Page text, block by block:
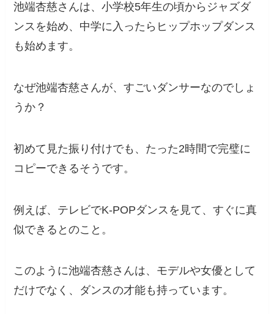
池端杏慈さんは、小学校5年生の頃からジャズダ
ンスを始め、中学に入ったらヒップホップダンス
も始めます。
なぜ池端杏慈さんが、すごいダンサーなのでしょ
うか？
初めて見た振り付けでも、たった2時間で完璧に
コピーできるそうです。
例えば、テレビでK-POPダンスを見て、すぐに真
似できるとのこと。
このように池端杏慈さんは、モデルや女優として
だけでなく、ダンスの才能も持っています。